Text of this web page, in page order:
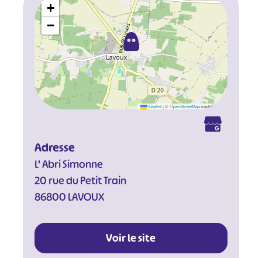
+
−
Leaflet |©OpenStreetMapcontributors
Adresse
L' Abri Simonne
20 rue du Petit Train
86800 LAVOUX
Voir le site